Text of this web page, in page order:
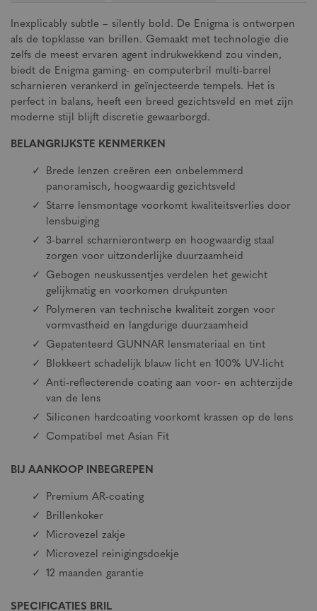
Inexplicably subtle – silently bold. De Enigma is ontworpen
als de topklasse van brillen. Gemaakt met technologie die
zelfs de meest ervaren agent indrukwekkend zou vinden,
biedt de Enigma gaming- en computerbril multi-barrel
scharnieren verankerd in geïnjecteerde tempels. Het is
perfect in balans, heeft een breed gezichtsveld en met zijn
moderne stijl blijft discretie gewaarborgd.
BELANGRIJKSTE KENMERKEN
Brede lenzen creëren een onbelemmerd
panoramisch, hoogwaardig gezichtsveld
Starre lensmontage voorkomt kwaliteitsverlies door
lensbuiging
3-barrel scharnierontwerp en hoogwaardig staal
zorgen voor uitzonderlijke duurzaamheid
Gebogen neuskussentjes verdelen het gewicht
gelijkmatig en voorkomen drukpunten
Polymeren van technische kwaliteit zorgen voor
vormvastheid en langdurige duurzaamheid
Gepatenteerd GUNNAR lensmateriaal en tint
Blokkeert schadelijk blauw licht en 100% UV-licht
Anti-reflecterende coating aan voor- en achterzijde
van de lens
Siliconen hardcoating voorkomt krassen op de lens
Compatibel met Asian Fit
BIJ AANKOOP INBEGREPEN
Premium AR-coating
Brillenkoker
Microvezel zakje
Microvezel reinigingsdoekje
12 maanden garantie
SPECIFICATIES BRIL